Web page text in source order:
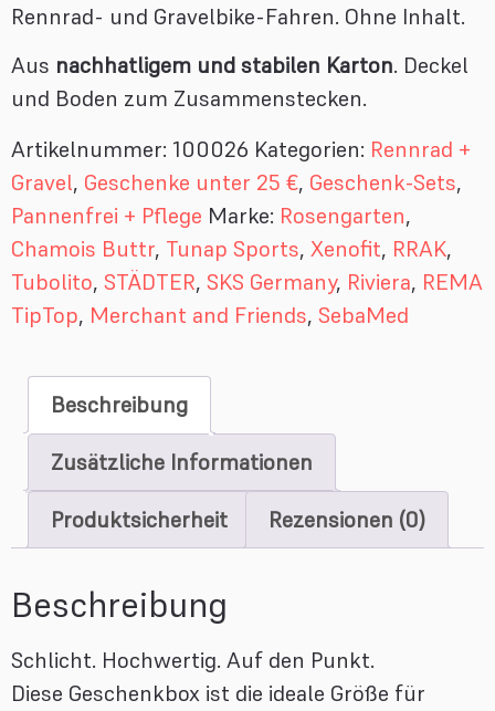
Rennrad- und Gravelbike-Fahren. Ohne Inhalt.
Aus nachhatligem und stabilen Karton. Deckel
und Boden zum Zusammenstecken.
Artikelnummer: 100026 Kategorien: Rennrad +
Gravel, Geschenke unter 25 €, Geschenk-Sets,
Pannenfrei + Pflege Marke: Rosengarten,
Chamois Buttr, Tunap Sports, Xenofit, RRAK,
Tubolito, STÄDTER, SKS Germany, Riviera, REMA
TipTop, Merchant and Friends, SebaMed
Beschreibung
Zusätzliche Informationen
Produktsicherheit
Rezensionen (0)
Beschreibung
Schlicht. Hochwertig. Auf den Punkt.
Diese Geschenkbox ist die ideale Größe für